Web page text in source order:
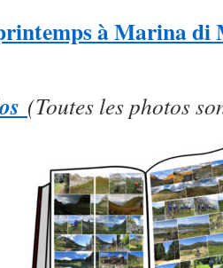
à Marina di
(Toutes les photos